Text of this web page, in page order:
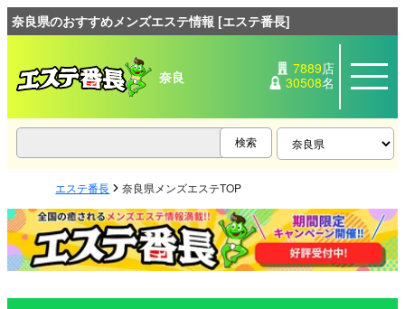
奈良県のおすすめメンズエステ情報 [エステ番長]
奈良 7889店
30508名
エステ番長 奈良県メンズエステTOP